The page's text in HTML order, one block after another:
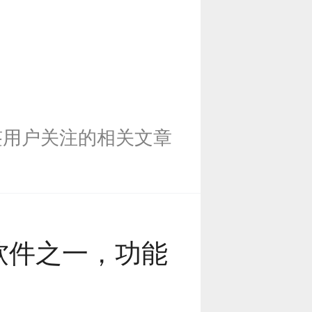
户关注的相关文章
之一，功能